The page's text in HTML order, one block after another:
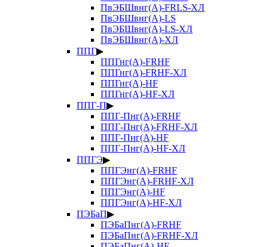
ПвЭБШвнг(А)-FRLS-ХЛ
ПвЭБШвнг(А)-LS
ПвЭБШвнг(А)-LS-ХЛ
ПвЭБШвнг(А)-ХЛ
ППГ▶
ППГнг(А)-FRHF
ППГнг(А)-FRHF-ХЛ
ППГнг(А)-HF
ППГнг(А)-HF-ХЛ
ППГ-П▶
ППГ-Пнг(А)-FRHF
ППГ-Пнг(А)-FRHF-ХЛ
ППГ-Пнг(А)-HF
ППГ-Пнг(А)-HF-ХЛ
ППГЭ▶
ППГЭнг(А)-FRHF
ППГЭнг(А)-FRHF-ХЛ
ППГЭнг(А)-HF
ППГЭнг(А)-HF-ХЛ
ПЭБаП▶
ПЭБаПнг(А)-FRHF
ПЭБаПнг(А)-FRHF-ХЛ